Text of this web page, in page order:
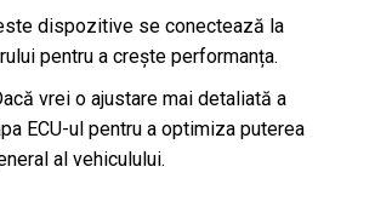
dispozitive se conectează la
pentru a crește performanța.
vrei o ajustare mai detaliată a
ECU-ul pentru a optimiza puterea
al vehiculului.